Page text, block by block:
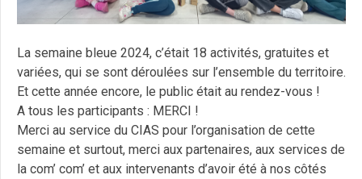
La semaine bleue 2024, c’était 18 activités, gratuites et
variées, qui se sont déroulées sur l’ensemble du territoire.
Et cette année encore, le public était au rendez-vous !
A tous les participants : MERCI !
Merci au service du CIAS pour l’organisation de cette
semaine et surtout, merci aux partenaires, aux services de
la com’ com’ et aux intervenants d’avoir été à nos côtés